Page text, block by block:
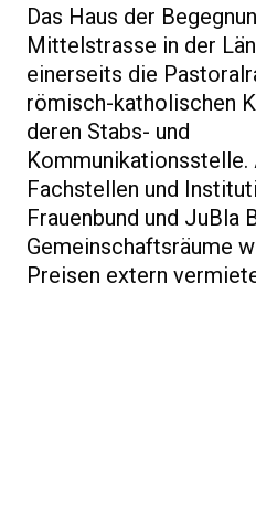
Das Haus der
Mittelstrasse in der
einerseits die
römisch-katholischen
deren Stabs- und
Fachstellen und
Frauenbund und JuBla
Gemeinschaftsräume
Preisen extern